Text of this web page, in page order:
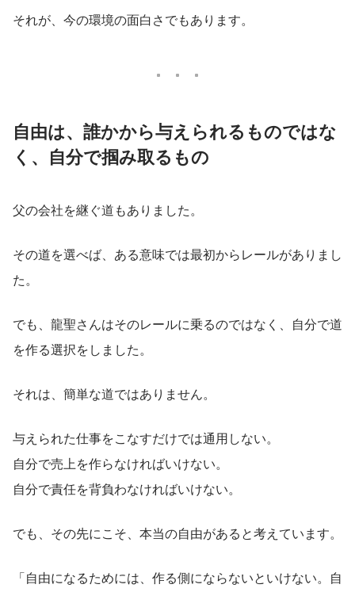
それが、今の環境の面白さでもあります。
自由は、誰かから与えられるものではな
く、自分で掴み取るもの
父の会社を継ぐ道もありました。
その道を選べば、ある意味では最初からレールがありまし
た。
でも、龍聖さんはそのレールに乗るのではなく、自分で道
を作る選択をしました。
それは、簡単な道ではありません。
与えられた仕事をこなすだけでは通用しない。
自分で売上を作らなければいけない。
自分で責任を背負わなければいけない。
でも、その先にこそ、本当の自由があると考えています。
「自由になるためには、作る側にならないといけない。自